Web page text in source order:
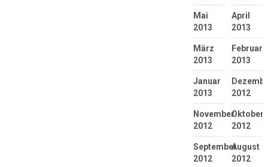
Mai
2013
April
2013
März
2013
Februar
2013
Januar
2013
2012
November
2012
Oktober
2012
September
2012
August
2012